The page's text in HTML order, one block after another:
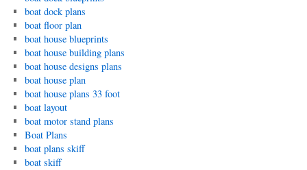
boat dock plans
boat floor plan
boat house blueprints
boat house building plans
boat house designs plans
boat house plan
boat house plans 33 foot
boat layout
boat motor stand plans
Boat Plans
boat plans skiff
boat skiff